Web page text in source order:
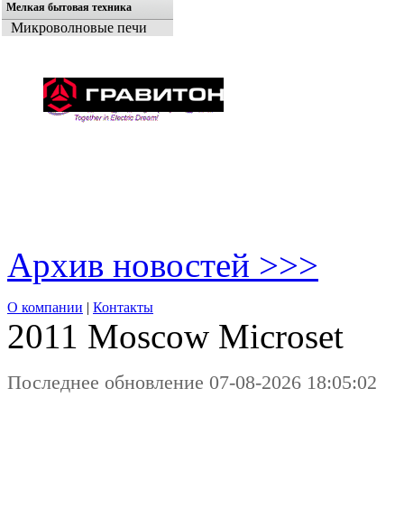
Мелкая бытовая техника
Микроволновые печи
Архив новостей >>>
О компании | Контакты
2011 Moscow Microset
Последнее обновление 07-08-2026 18:05:02